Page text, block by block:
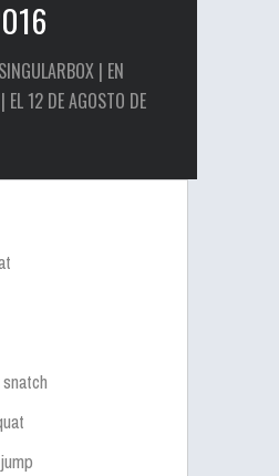
| EN
| EL 12 DE AGOSTO DE